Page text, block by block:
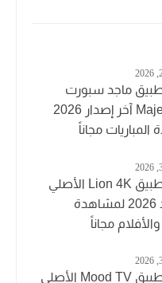
ماجد سبورت
Majed Sport آخر إصدار 2026
مجاناً
تحميل تطبيق Lion 4K الأصلي
للأندرويد 2026 لمشاهدة
مجاناً
تحميل تطبيق Mood TV الأصلي